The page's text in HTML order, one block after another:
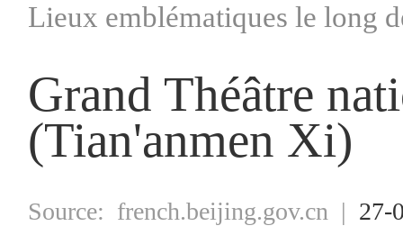
Lieux emblématiques le long
Grand Théâtre
(Tian'anmen Xi)
Source: french.beijing.gov.cn | 27-